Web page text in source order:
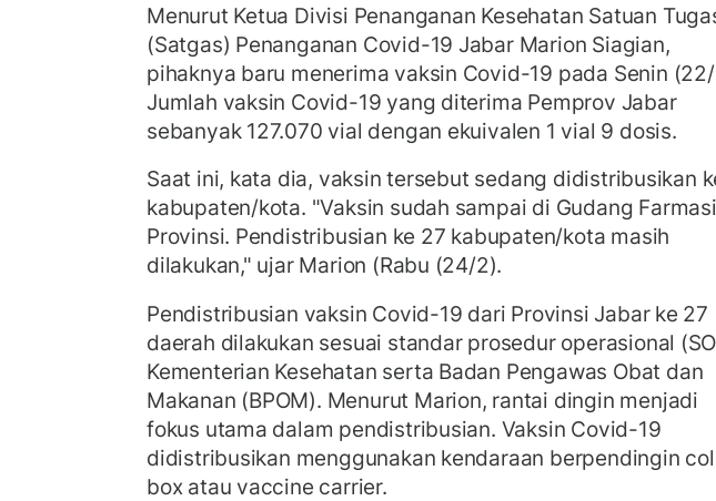
Menurut Ketua Divisi Penanganan Kesehatan Satuan
(Satgas) Penanganan Covid-19 Jabar Marion Siagian,
pihaknya baru menerima vaksin Covid-19 pada Senin
Jumlah vaksin Covid-19 yang diterima Pemprov Jabar
sebanyak 127.070 vial dengan ekuivalen 1 vial 9 dosis.
Saat ini, kata dia, vaksin tersebut sedang didistribusikan
kabupaten/kota. "Vaksin sudah sampai di Gudang Farmasi
Provinsi. Pendistribusian ke 27 kabupaten/kota masih
dilakukan," ujar Marion (Rabu (24/2).
Pendistribusian vaksin Covid-19 dari Provinsi Jabar ke 27
daerah dilakukan sesuai standar prosedur operasional
Kementerian Kesehatan serta Badan Pengawas Obat dan
Makanan (BPOM). Menurut Marion, rantai dingin menjadi
fokus utama dalam pendistribusian. Vaksin Covid-19
didistribusikan menggunakan kendaraan berpendingin
box atau vaccine carrier.